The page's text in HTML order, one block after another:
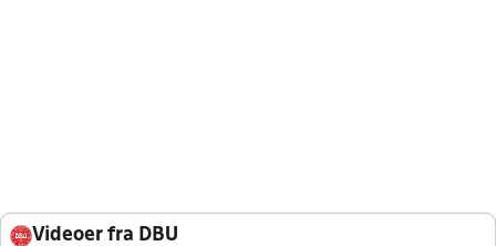
Videoer fra DBU